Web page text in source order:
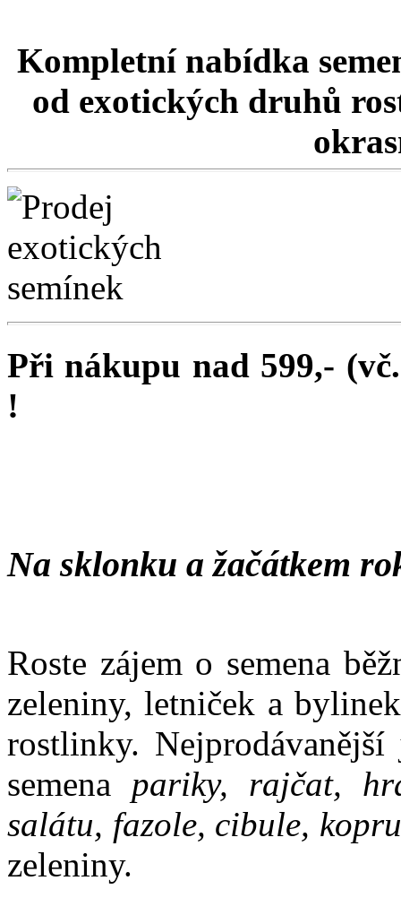
Kompletní nabídka
od exotických druhů
Při nákupu nad 599,-
!
Na sklonku a žačátkem
Roste zájem o semena
zeleniny, letniček a
rostlinky.
semena pariky, rajčat,
salátu, fazole, cibule,
zeleniny.